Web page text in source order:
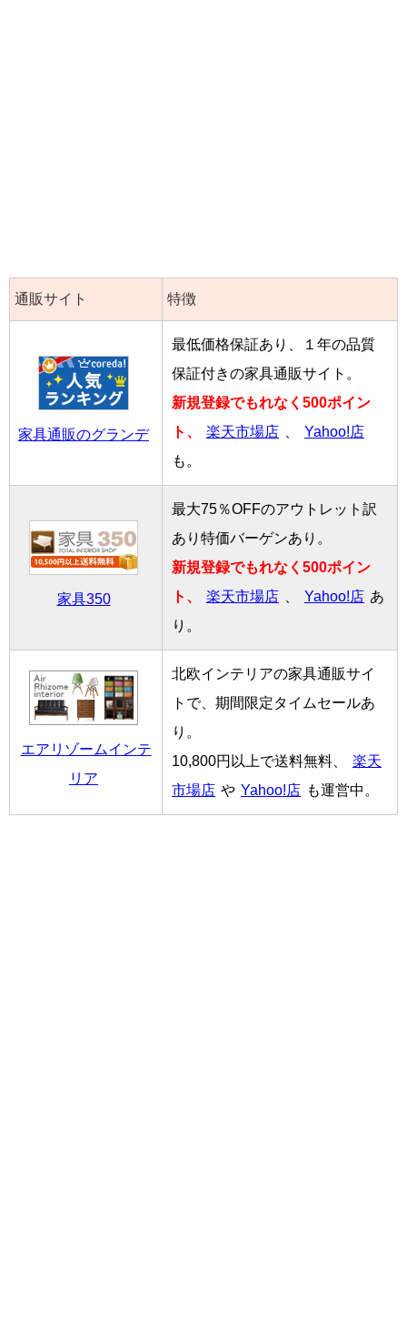
通販サイト 特徴
家具通販のグランデ
最低価格保証あり、１年の品質
保証付きの家具通販サイト。
新規登録でもれなく500ポイン
ト、
楽天市場店
Yahoo!店
も。
家具350
最大75％OFFのアウトレット訳
あり特価バーゲンあり。
新規登録でもれなく500ポイン
ト、
楽天市場店 Yahoo!店 あ
り。
エアリゾームインテ
リア
北欧インテリアの家具通販サイ
トで、期間限定タイムセールあ
り。
10,800円以上で送料無料、
楽天
市場店 や Yahoo!店 も運営中。